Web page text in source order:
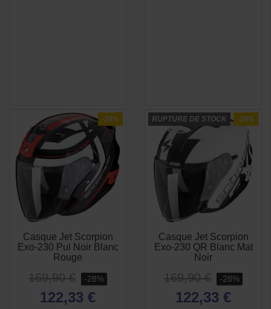
-28%
Casque Jet Scorpion
Exo-230 Pul Noir Blanc
Rouge
169,90 € -28%
122,33 €
-28%
RUPTURE DE STOCK
Casque Jet Scorpion
Exo-230 QR Blanc Mat
Noir
169,90 € -28%
122,33 €
APERÇU
RAPIDE
APERÇU
RAPIDE